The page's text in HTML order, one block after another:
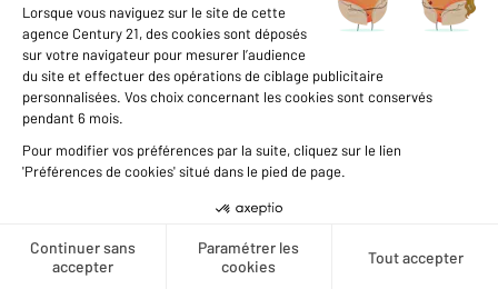
Créer une alerte
1 250 000 €
LE LAVANDOU : Plage de Saint Clair, maison
des années 1960 parfaitement entretenue. Au
coeur d'un jardin plat, arboré et piscinable de
1800 m² env., cette charmante maison vous
propose en rez-de-jardin : une vaste entrée,